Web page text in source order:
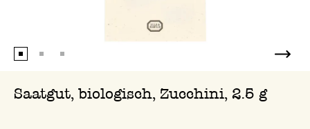
Saatgut, biologisch, Zucchini, 2.5 g
27. Februar 2025